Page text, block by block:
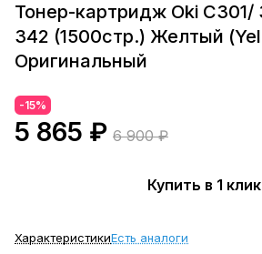
Тонер-картридж Oki C301/
342 (1500стр.) Желтый
Оригинальный
-15%
5 865 ₽ 6 900 ₽
Купить в 1 клик
ХарактеристикиЕсть аналоги